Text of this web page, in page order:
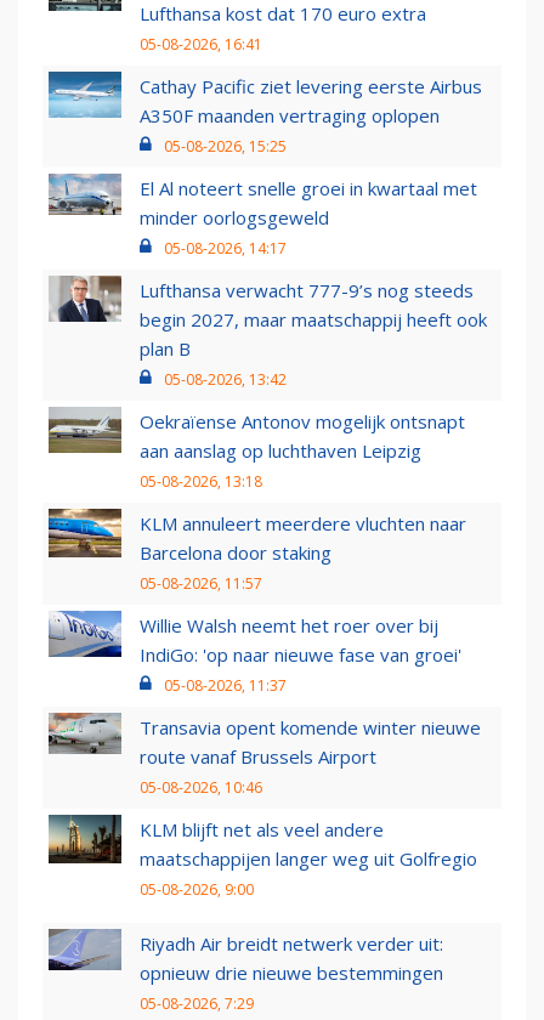
Lufthansa kost dat 170 euro extra
05-08-2026, 16:41
Cathay Pacific ziet levering eerste Airbus
A350F maanden vertraging oplopen
05-08-2026, 15:25
El Al noteert snelle groei in kwartaal met
minder oorlogsgeweld
05-08-2026, 14:17
Lufthansa verwacht 777-9’s nog steeds
begin 2027, maar maatschappij heeft ook
plan B
05-08-2026, 13:42
Oekraïense Antonov mogelijk ontsnapt
aan aanslag op luchthaven Leipzig
05-08-2026, 13:18
KLM annuleert meerdere vluchten naar
Barcelona door staking
05-08-2026, 11:57
Willie Walsh neemt het roer over bij
IndiGo: 'op naar nieuwe fase van groei'
05-08-2026, 11:37
Transavia opent komende winter nieuwe
route vanaf Brussels Airport
05-08-2026, 10:46
KLM blijft net als veel andere
maatschappijen langer weg uit Golfregio
05-08-2026, 9:00
Riyadh Air breidt netwerk verder uit:
opnieuw drie nieuwe bestemmingen
05-08-2026, 7:29